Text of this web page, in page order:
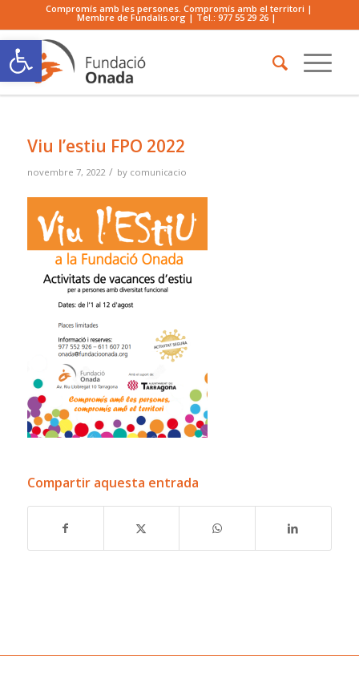
Obre la barra d'eines
Compromís amb les persones. Compromís amb el territori |
Membre de Fundalis.org | Tel.:977 55 29 26 |
Viu l’estiu FPO 2022
novembre 7, 2022 / by comunicacio
Compartir aquesta entrada